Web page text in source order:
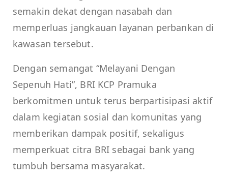
semakin dekat dengan nasabah dan
memperluas jangkauan layanan perbankan di
kawasan tersebut.
Dengan semangat “Melayani Dengan
Sepenuh Hati”, BRI KCP Pramuka
berkomitmen untuk terus berpartisipasi aktif
dalam kegiatan sosial dan komunitas yang
memberikan dampak positif, sekaligus
memperkuat citra BRI sebagai bank yang
tumbuh bersama masyarakat.